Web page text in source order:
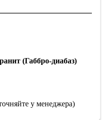
(Габбро-диабаз)
у менеджера)